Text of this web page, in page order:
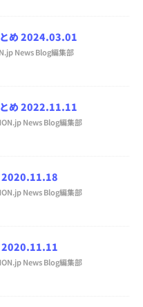
とめ 2024.03.01
News Blog編集部
とめ 2022.11.11
News Blog編集部
2020.11.18
News Blog編集部
2020.11.11
News Blog編集部